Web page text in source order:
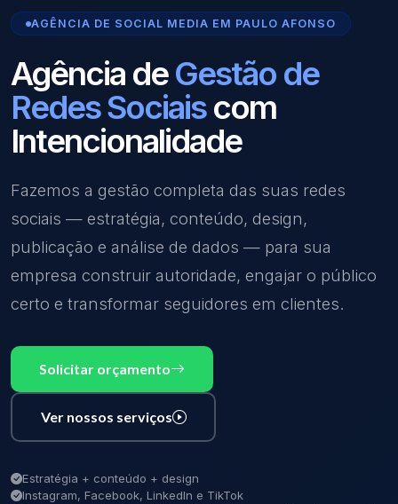
AGÊNCIA DE SOCIAL MEDIA EM PAULO AFONSO
Agência deGestão de
Redes Sociaiscom
Intencionalidade
Fazemos a gestão completa das suas redes
sociais — estratégia, conteúdo, design,
publicação e análise de dados — para sua
empresa construir autoridade, engajar o público
certo e transformar seguidores em clientes.
Solicitar orçamento
Ver nossos serviços
Estratégia + conteúdo + design
Instagram, Facebook, LinkedIn e TikTok